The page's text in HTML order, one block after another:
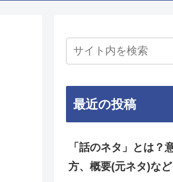
最近の投稿
「話のネタ」とは？
方、概要(元ネタ)など